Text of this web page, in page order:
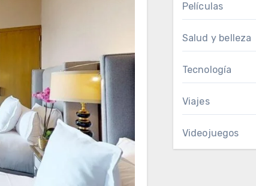
Películas
Salud y belleza
Tecnología
Viajes
Videojuegos